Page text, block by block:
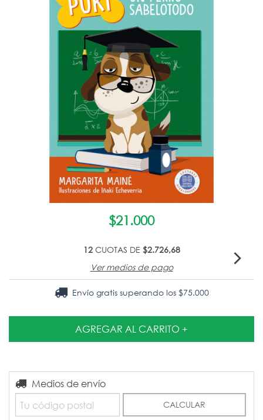
$21.000
12CUOTAS DE $2.726,68
Ver medios de pago
Envío gratis superando los $75.000
Entregas para el CP:
Medios de envío
CALCULAR